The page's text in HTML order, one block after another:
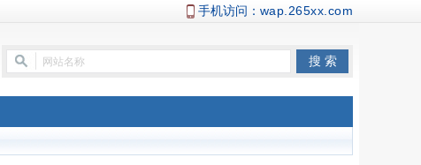
手机访问： wap.265xx.com